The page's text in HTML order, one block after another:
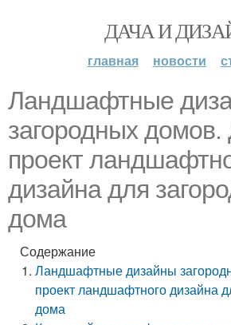
ДАЧА И
главная новости
Ландшафтные
загородных домов.
проект
дизайна для
дома
Содержание
Ландшафтные дизайны
проект ландшафтного дизайна
дома